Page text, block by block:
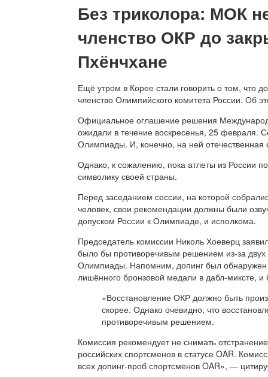
Без триколора: МОК
членство ОКР до
Пхёнчхане
Ещё утром в Корее стали говорить о том, что
членство Олимпийского комитета России. Об
Официальное оглашение решения
ожидали в течение воскресенья, 25 февраля.
Олимпиады. И, конечно, на ней
Однако, к сожалению, пока атлеты из России
символику своей страны.
Перед заседанием сессии, на которой
человек, свои рекомендации должны были
допуском России к Олимпиаде, и исполкома.
Председатель комиссии Николь Хоеверц
было бы противоречивым решением из-за
Олимпиады. Напомним, допинг был обнаружен
лишённого бронзовой медали в дабл-миксте, и
«Восстановление ОКР должно быть
скорее. Однако очевидно, что
противоречивым решением.
Комиссия рекомендует не снимать
российских спортсменов в статусе OAR.
всех допинг-проб спортсменов OAR», —